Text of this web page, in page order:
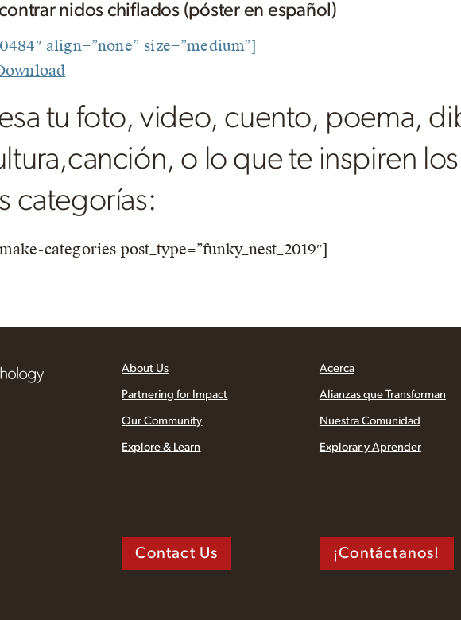
nidos chiflados (póster en español)
align=”none” size=”medium”]
tu foto, video, cuento, poema,
o lo que te inspiren
categorías:
categories post_type=”funky_nest_2019″]
About Us
Partnering for Impact
Our Community
Explore & Learn
Contact Us
Acerca
Alianzas que Transforman
Nuestra Comunidad
Explorar y Aprender
¡Contáctanos!